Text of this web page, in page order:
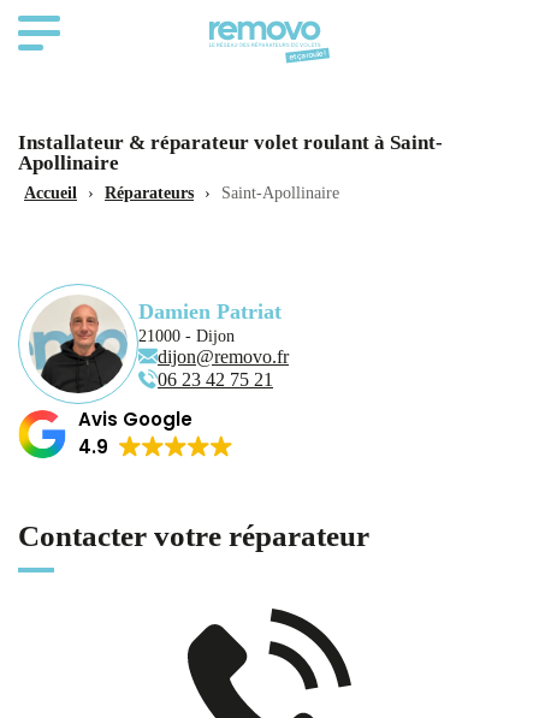
Installateur & réparateur volet roulant à Saint-
Apollinaire
Accueil › Réparateurs › Saint-Apollinaire
Damien Patriat
21000 - Dijon
dijon@removo.fr
06 23 42 75 21
Avis Google
4.9
Contacter votre réparateur